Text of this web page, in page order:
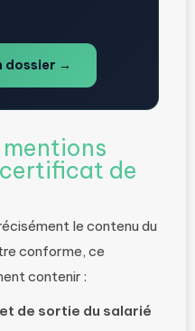
dossier →
de
le contenu du
conforme, ce
contenir :
de sortie du salarié